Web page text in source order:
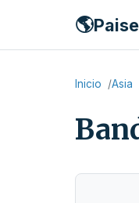
🌎
Inicio Asia